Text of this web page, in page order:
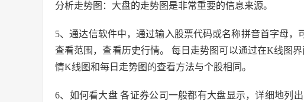
分析走势图：大盘的走势图是非常重要的信息来源。
5、通达信软件中，通过输入股票代码或名称拼音首字母
查看范围，查看历史行情。 每日走势图可以通过在K线图
情K线图和每日走势图的查看方法与个股相同。
6、如何看大盘 各证券公司一般都有大盘显示，详细地列